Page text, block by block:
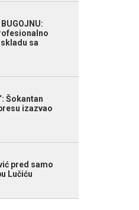
sa
Šokantan
izazvao
pred samo
Lučiću